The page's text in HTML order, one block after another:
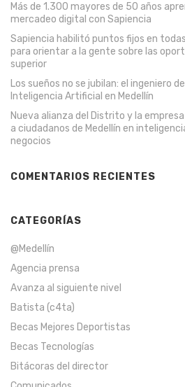
Más de 1.300 mayores de 50 años
mercadeo digital con Sapiencia
Sapiencia habilitó puntos fijos en
para orientar a la gente sobre las
superior
Los sueños no se jubilan: el ingeniero
Inteligencia Artificial en Medellín
Nueva alianza del Distrito y la
a ciudadanos de Medellín en
negocios
COMENTARIOS RECIENTES
CATEGORÍAS
@Medellín
Agencia prensa
Avanza al siguiente nivel
Batista (c4ta)
Becas Mejores Deportistas
Becas Tecnologías
Bitácoras del director